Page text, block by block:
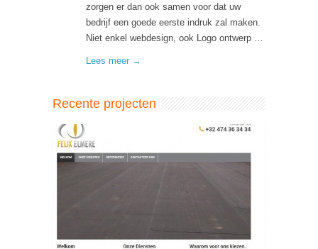
zorgen er dan ook samen voor dat uw
bedrijf een goede eerste indruk zal maken.
Niet enkel webdesign, ook Logo ontwerp …
Lees meer →
Recente projecten